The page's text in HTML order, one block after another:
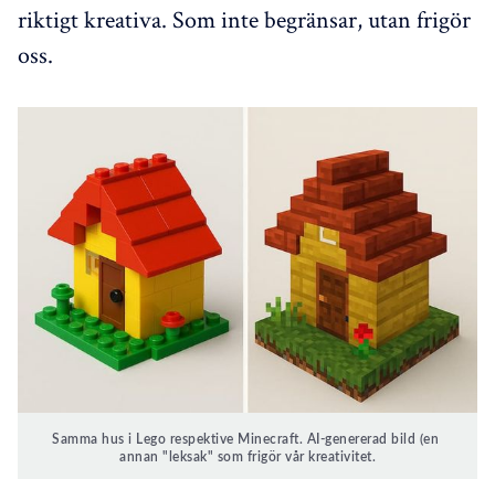
riktigt kreativa. Som inte begränsar, utan frigör
oss.
Samma hus i Lego respektive Minecraft. AI-genererad bild (en
annan "leksak" som frigör vår kreativitet.